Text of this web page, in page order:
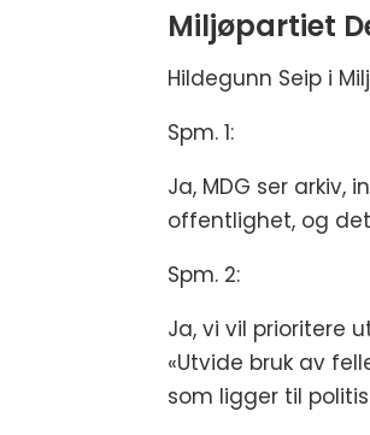
Miljøpartiet
Hildegunn Seip i
Spm. 1:
Ja, MDG ser
offentlighet, og
Spm. 2:
Ja, vi vil prioritere
«Utvide bruk av
som ligger til